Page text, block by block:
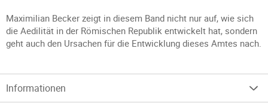
Maximilian Becker zeigt in diesem Band nicht nur auf, wie sich
die Aedilität in der Römischen Republik entwickelt hat, sondern
geht auch den Ursachen für die Entwicklung dieses Amtes nach.
Informationen